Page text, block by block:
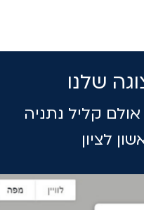
שלנו
אולם קליל נתניה
לציון